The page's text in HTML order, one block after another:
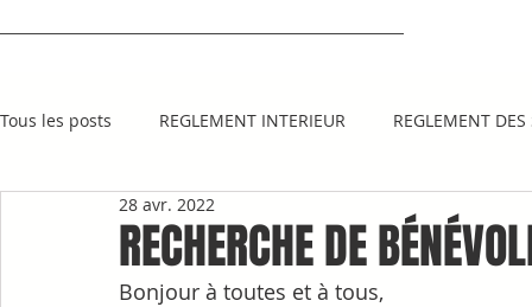
Tous les posts REGLEMENT INTERIEUR REGLEMENT DES
RECHERCHE DE
28 avr. 2022
Bonjour à toutes et à tous,